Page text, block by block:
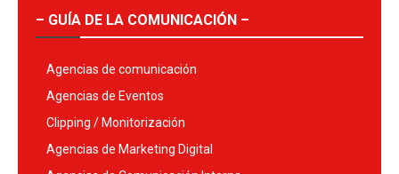
– GUÍA DE LA COMUNICACIÓN –
Agencias de comunicación
Agencias de Eventos
Clipping / Monitorización
Agencias de Marketing Digital